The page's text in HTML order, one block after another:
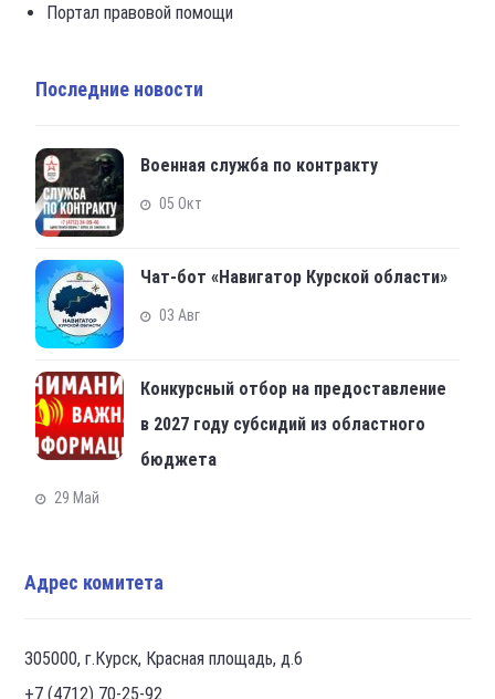
Портал правовой помощи
Последние новости
Военная служба по контракту
05 Окт
Чат-бот «Навигатор Курской области»
03 Авг
Конкурсный отбор на предоставление
в 2027 году субсидий из областного
бюджета
29 Май
Адрес комитета
305000, г.Курск, Красная площадь, д.6
+7 (4712) 70-25-92